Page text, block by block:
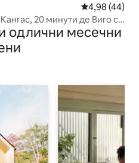
Просечна
4,98 (44)
20 минути де Виго со
одлични месечни